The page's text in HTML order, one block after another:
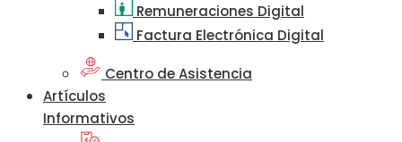
Remuneraciones Digital
Factura Electrónica Digital
Centro de Asistencia
Artículos
Informativos